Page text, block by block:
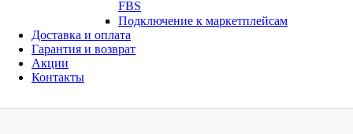
FBS
Подключение к маркетплейсам
Доставка и оплата
Гарантия и возврат
Акции
Контакты